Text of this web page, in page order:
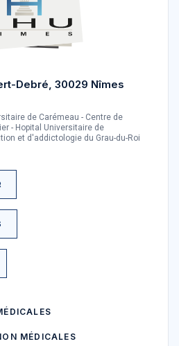
Debré, 30029 Nîmes
de Carémeau - Centre de
- Hopital Universitaire de
et d'addictologie du Grau-du-Roi
MÉDICALES